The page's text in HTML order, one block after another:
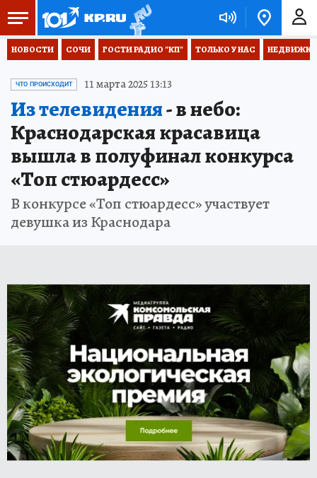
НОВОСТИ СОЧИ ГОСТИ РАДИО "КП" ТОЛЬКО У НАС НЕДВИЖКА
ЧТО ПРОИСХОДИТ 11 марта 2025 13:13
Из телевидения- в небо:
Краснодарская красавица
вышла в полуфинал конкурса
«Топ стюардесс»
В конкурсе «Топ стюардесс» участвует
девушка из Краснодара